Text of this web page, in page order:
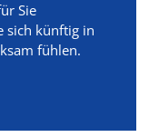
Sie
sich künftig in
fühlen.